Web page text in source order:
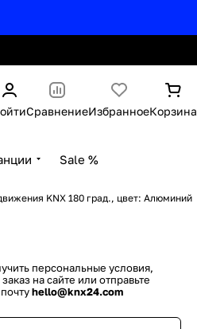
СравнениеИзбранноеКорзина
Sale %
KNX 180 град., цвет: Алюминий
персональные условия,
на сайте или отправьте
hello@knx24.com